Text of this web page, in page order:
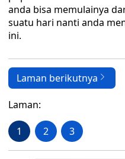
anda bisa memulainya
suatu hari nanti anda
ini.
Laman berikutnya
Laman:
1 2 3